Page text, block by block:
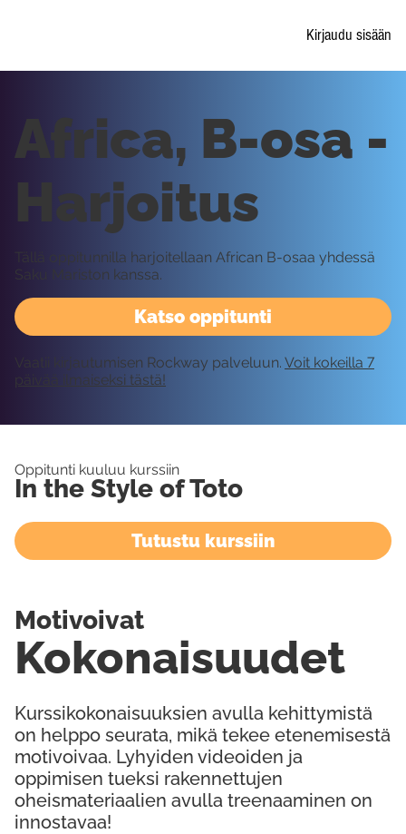
Kirjaudu sisään
Katso oppitunti
Africa, B-osa -
Harjoitus
Tällä oppitunnilla harjoitellaan African B-osaa yhdessä
Saku Mariston kanssa.
Vaatii kirjautumisen Rockway palveluun. Voit kokeilla 7
päivää ilmaiseksi tästä!
Oppitunti kuuluu kurssiin
In the Style of Toto
Tutustu kurssiin
Kurssikokonaisuuksien avulla kehittymistä
on helppo seurata, mikä tekee etenemisestä
motivoivaa. Lyhyiden videoiden ja
oppimisen tueksi rakennettujen
oheismateriaalien avulla treenaaminen on
innostavaa!
Kokonaisuudet
Motivoivat